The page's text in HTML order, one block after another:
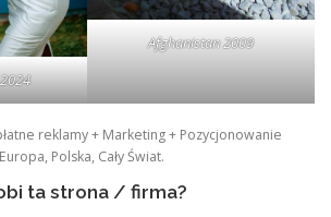
Afghanistan 2009
reklamy + Marketing + Pozycjonowanie
Polska, Cały Świat.
ta strona / firma?